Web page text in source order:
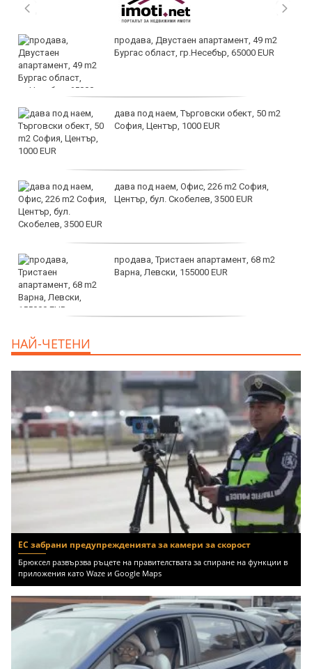
продава, Двустаен апартамент, 49 m2
Бургас област, гр.Несебър, 65000 EUR
дава под наем, Търговски обект, 50 m2
София, Център, 1000 EUR
дава под наем, Офис, 226 m2 София,
Център, бул. Скобелев, 3500 EUR
продава, Тристаен апартамент, 68 m2
Варна, Левски, 155000 EUR
НАЙ-ЧЕТЕНИ
ЕС забрани предупрежденията за камери за скорост
Брюксел развързва ръцете на правителствата за спиране на функции в
приложения като Waze и Google Maps